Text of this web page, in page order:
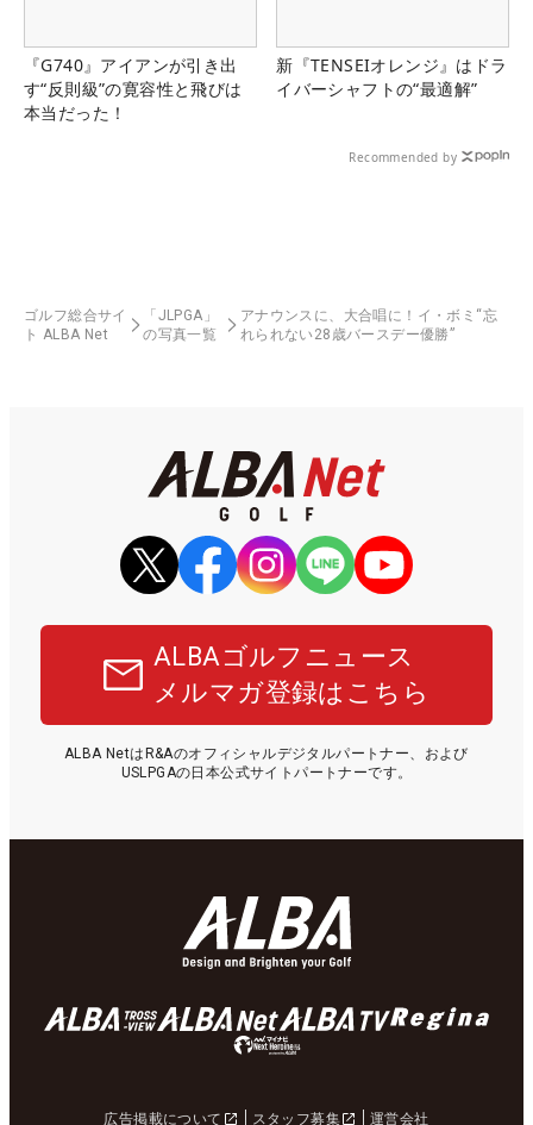
『G740』アイアンが引き出
す“反則級”の寛容性と飛びは
本当だった！
新『TENSEIオレンジ』はドラ
イバーシャフトの“最適解”
Recommended by
ゴルフ総合サイ
ト ALBA Net
「JLPGA」
の写真一覧
アナウンスに、大合唱に！イ・ボミ“忘
れられない28歳バースデー優勝”
ALBAゴルフニュース
メルマガ登録はこちら
ALBA NetはR&Aのオフィシャルデジタルパートナー、および
USLPGAの日本公式サイトパートナーです。
広告掲載について スタッフ募集 運営会社